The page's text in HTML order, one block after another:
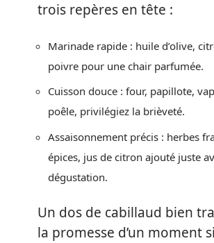
trois repères en tête :
Marinade rapide : huile d’olive,
poivre pour une chair parfumée.
Cuisson douce : four, papillote,
poêle, privilégiez la brièveté.
Assaisonnement précis : herbes
épices, jus de citron ajouté juste
dégustation.
Un dos de cabillaud bien
la promesse d’un moment